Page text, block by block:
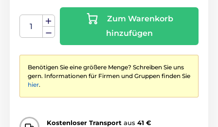
Zum Warenkorb
hinzufügen
Benötigen Sie eine größere Menge? Schreiben Sie uns
gern. Informationen für Firmen und Gruppen finden Sie
hier.
Kostenloser Transport aus 41 €